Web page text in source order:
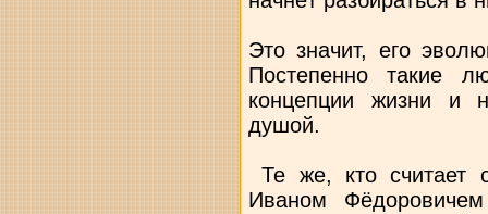
Это значит, его
Постепенно такие
концепции жизни и
душой.
Те же, кто считает
Иваном